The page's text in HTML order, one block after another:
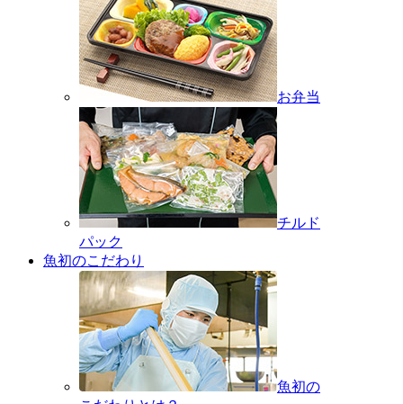
お弁当
チルド
パック
魚初のこだわり
魚初の